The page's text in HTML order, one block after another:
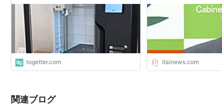
togetter.com itainews.com
関連ブログ